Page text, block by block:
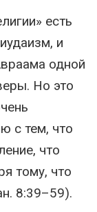
есть
и
одной
Но это
с тем, что
что
тому, что
8:39–59).